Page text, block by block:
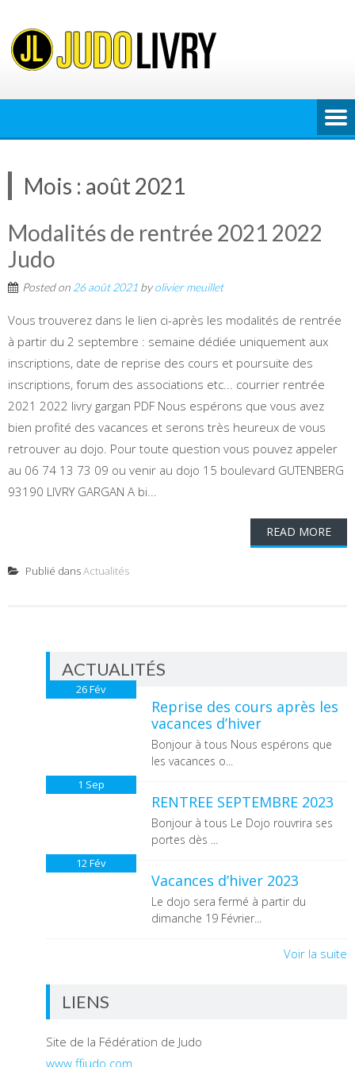
content
Mois : août 2021
Modalités de rentrée 2021 2022
Judo
Posted on 26 août 2021 byolivier meuillet
Vous trouverez dans le lien ci-après les modalités de rentrée
à partir du 2 septembre : semaine dédiée uniquement aux
inscriptions, date de reprise des cours et poursuite des
inscriptions, forum des associations etc... courrier rentrée
2021 2022 livry gargan PDF Nous espérons que vous avez
bien profité des vacances et serons très heureux de vous
retrouver au dojo. Pour toute question vous pouvez appeler
au 06 74 13 73 09 ou venir au dojo 15 boulevard GUTENBERG
93190 LIVRY GARGAN A bi...
READ MORE
Publié dansActualités
ACTUALITÉS
26Fév
Reprise des cours après les
vacances d’hiver
Bonjour à tous Nous espérons que
les vacances o...
1 Sep
RENTREE SEPTEMBRE 2023
Bonjour à tous Le Dojo rouvrira ses
portes dès ...
12Fév
Vacances d’hiver 2023
Le dojo sera fermé à partir du
dimanche 19 Février...
Voir la suite
LIENS
Site de la Fédération de Judo
www.ffjudo.com